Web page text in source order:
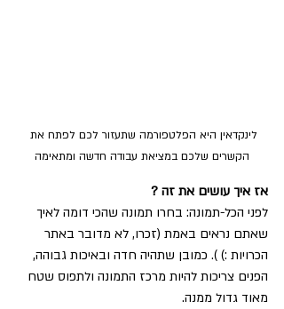
לינקדאין היא הפלטפורמה שתעזור לכם לפתח את
הקשרים שלכם במציאת עבודה חדשה ומתאימה
אז איך עושים את זה ?
לפני הכל-תמונה: בחרו תמונה שהכי דומה לאיך
שאתם נראים באמת (זכרו, לא מדובר באתר
הכרויות :) ). כמובן שתהיה חדה ובאיכות גבוהה,
הפנים צריכות להיות מרכז התמונה ולתפוס שטח
מאוד גדול ממנה.